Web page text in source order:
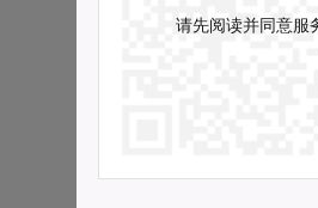
请先阅读并同意服